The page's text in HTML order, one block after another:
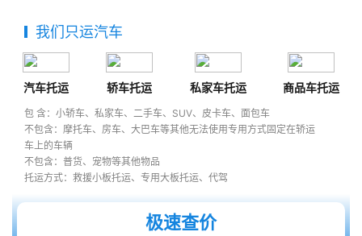
我们只运汽车
汽车托运 轿车托运 私家车托运 商品车托运
包 含：小轿车、私家车、二手车、SUV、皮卡车、面包车
不包含：摩托车、房车、大巴车等其他无法使用专用方式固定在轿运
车上的车辆
不包含：普货、宠物等其他物品
托运方式：救援小板托运、专用大板托运、代驾
极速查价